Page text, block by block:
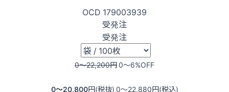
OCD 179003939
受発注
受発注
0〜22,200円0〜6%OFF
0〜20,800円(税抜) 0〜22,880円(税込)